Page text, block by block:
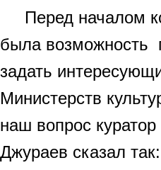
Перед началом
была возможность
задать
Министерств
наш вопрос
Джураев сказал так: